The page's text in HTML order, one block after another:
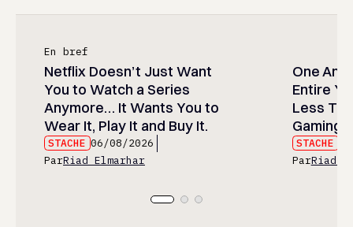
En bref
Netflix Doesn’t Just Want
You to Watch a Series
Anymore… It Wants You to
Wear It, Play It and Buy It.
STACHE 06/08/2026
ParRiad Elmarhar
One
Entire
Less
Gaming
STACHE
ParRiad